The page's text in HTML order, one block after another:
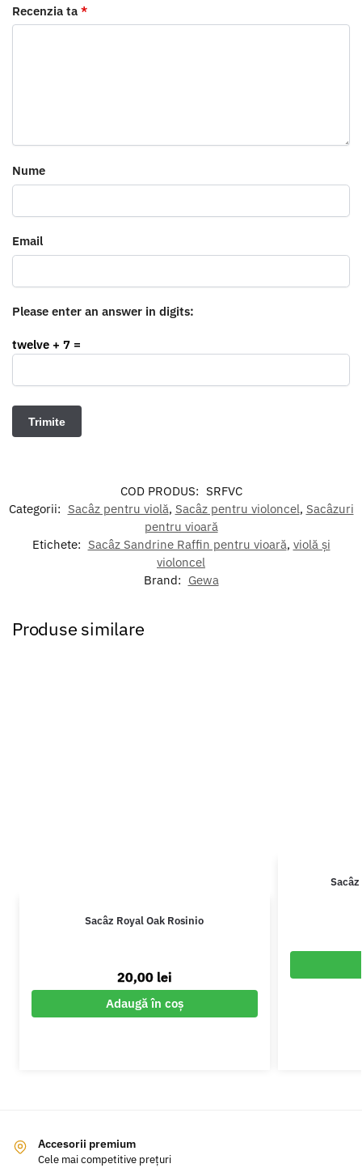
Recenzia ta *
Nume
Email
Please enter an answer in digits:
twelve + 7 =
COD PRODUS: SRFVC
Categorii: Sacâz pentru violă, Sacâz pentru violoncel, Sacâzuri
pentru vioară
Etichete: Sacâz Sandrine Raffin pentru vioară, violă și
violoncel
Brand: Gewa
Produse similare
Sacâz Royal Oak Rosinio
20,00 lei
Adaugă în coș
Accesorii premium
Cele mai competitive prețuri